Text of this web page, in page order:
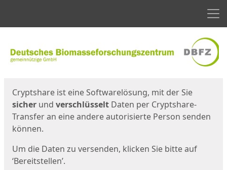
Cryptshare ist eine Softwarelösung, mit der Sie
sicher und verschlüsselt Daten per Cryptshare-
Transfer an eine andere autorisierte Person senden
können.
Um die Daten zu versenden, klicken Sie bitte auf
‘Bereitstellen’.